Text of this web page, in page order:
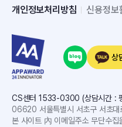
개인정보처리방침
신용정보
상
CS센터 1533-0300 (상담시간 :
06620 서울특별시 서초구 서초
본 사이트 內 이메일주소 무단수집